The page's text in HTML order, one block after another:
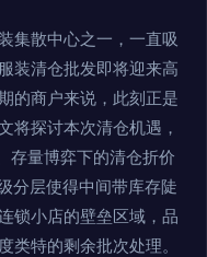
集散中心之一，一直吸
装清仓批发即将迎来高
的商户来说，此刻正是
将探讨本次清仓机遇，
存量博弈下的清仓折价
分层使得中间带库存陡
锁小店的壁垒区域，品
类特的剩余批次处理。